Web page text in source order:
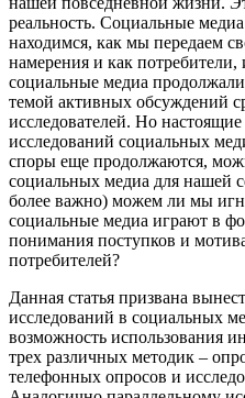
реальность. Социальные
находимся, как мы передаем
намерения и как
социальные медиа продолжали
темой активных обсуждений
исследователей. Но
исследований социальных
споры еще продолжаются,
социальных медиа для нашей
более важно) можем ли мы
социальные медиа играют в
понимания поступков и
потребителей?
Данная статья призвана
исследований в социальных
возможность использования
трех различных методик –
телефонных опросов и